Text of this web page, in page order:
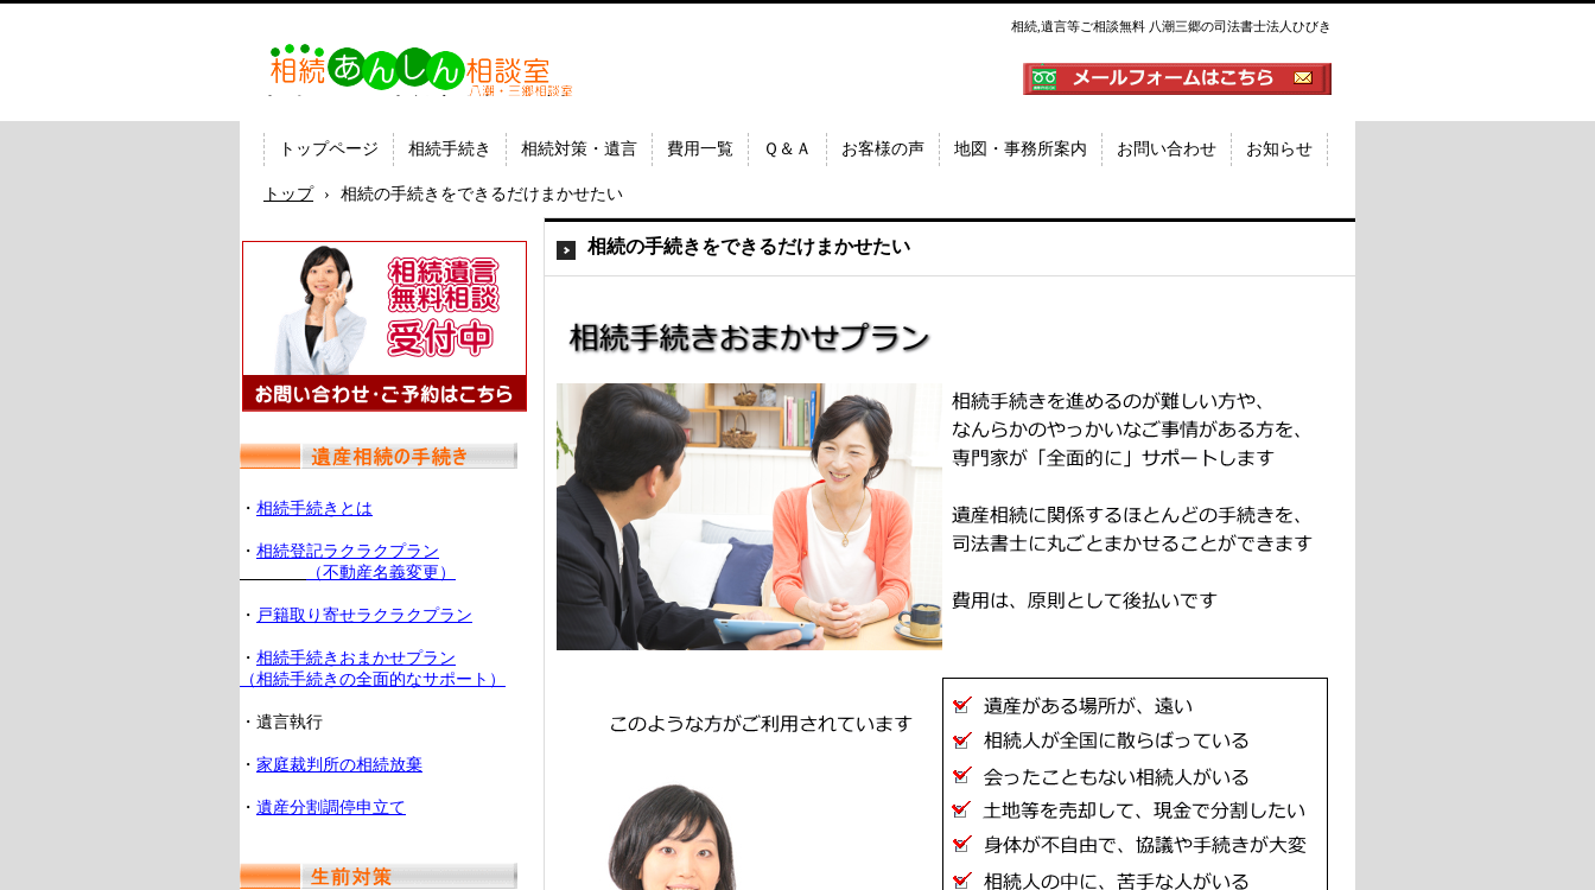
続手続 名義変更 遺言なら埼玉県
の司法書士法人ひびき
相続,遺言等ご相談無料 八潮三郷の司法書士法人ひびき
トップページ 相続手続き 相続対策・遺言 費用一覧 Ｑ＆Ａ お客様の声 地図・事務所案内 お問い合わせ お知らせ
トップ › 相続の手続きをできるだけまかせたい
相続の手続きをできるだけまかせたい
・ 相続手続きとは
・ 相続登記ラクラクプラン
（不動産名義変更）
・ 戸籍取り寄せラクラクプラン
・ 相続手続きおまかせプラン
（相続手続きの全面的なサポート）
・遺言執行
・ 家庭裁判所の相続放棄
・ 遺産分割調停申立て